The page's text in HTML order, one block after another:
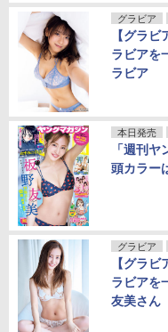
グラビア
【グラ
ラビアを
ラビア
本日発売
「週刊
頭カラー
グラビア
【グラ
ラビアを
友美さん